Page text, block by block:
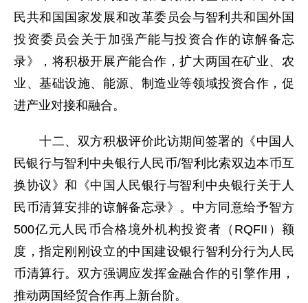
民共和国国家发展和改革委员会与智利共和国外国
投资委员会关于加强产能与投资合作的谅解备忘
录》，将积极开展产能合作，扩大两国在矿业、农
业、基础设施、能源、制造业等领域投资合作，促
进产业对接和融合。
十二、双方积极评价此访期间签署的《中国人
民银行与智利中央银行人民币/智利比索双边本币互
换协议》和《中国人民银行与智利中央银行关于人
民币清算安排的谅解备忘录》。中方同意给予智方
500亿元人民币合格境外机构投资者（RQFII）额
度，指定刚刚设立的中国建设银行智利分行为人民
币清算行。双方强调应发挥金融合作的引擎作用，
推动两国经贸合作再上新台阶。